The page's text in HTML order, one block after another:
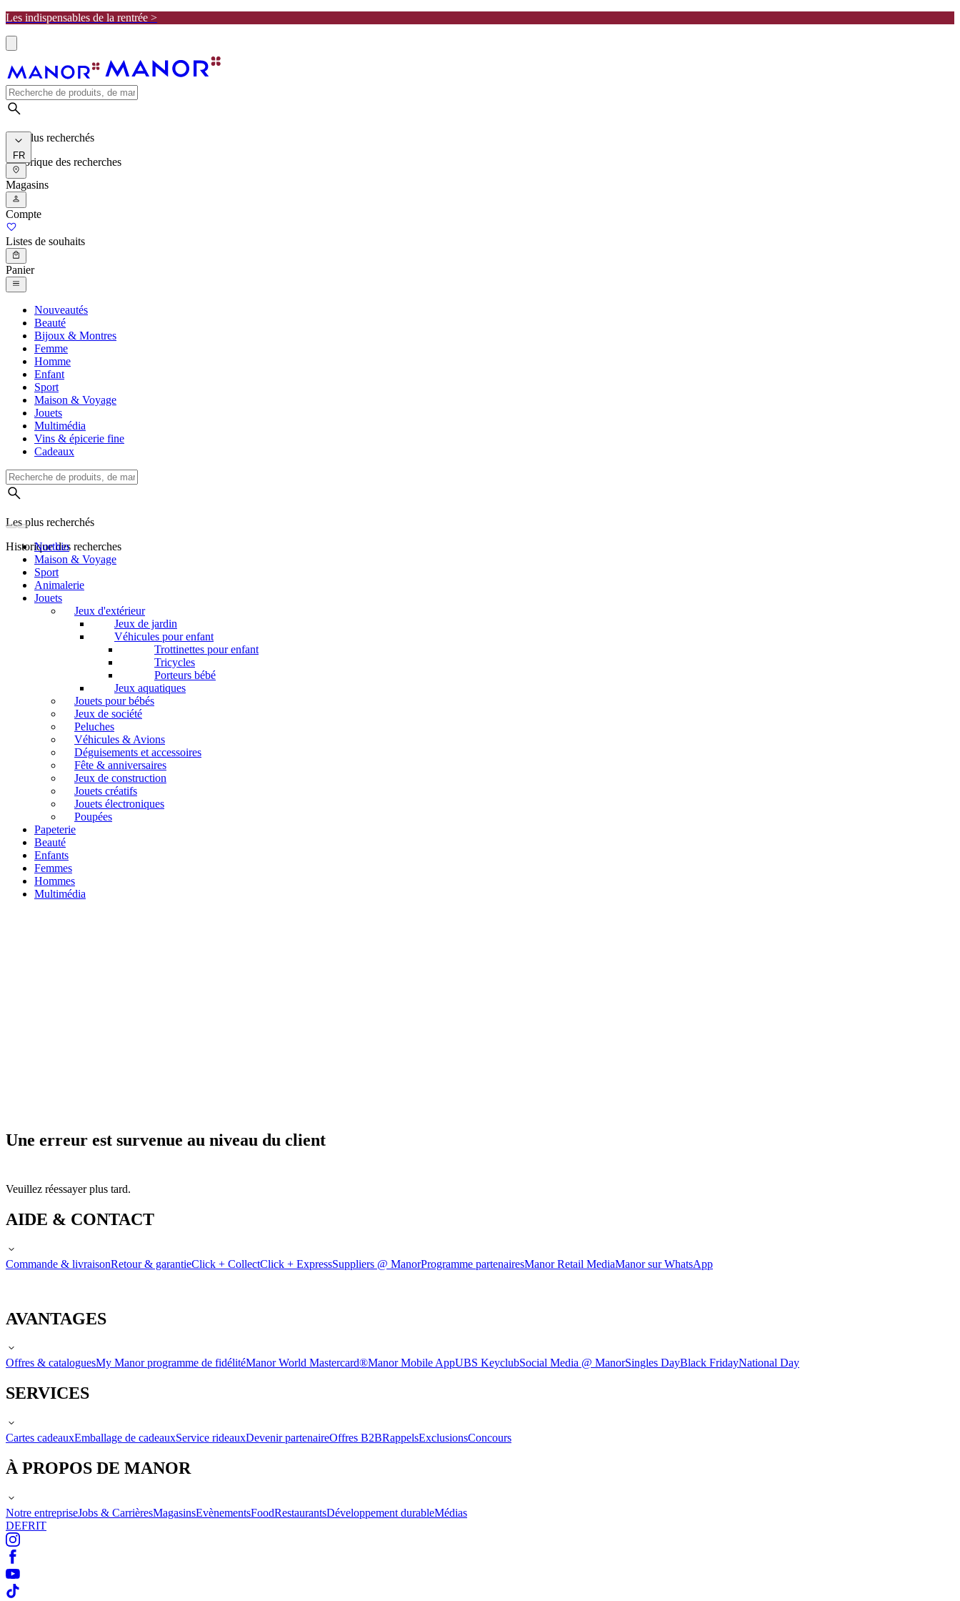
Les indispensables de la rentrée >
Les plus recherchés
Historique des recherches
FR
Magasins
Compte
Listes de souhaits
Panier
Nouveautés
Beauté
Bijoux & Montres
Femme
Homme
Enfant
Sport
Maison & Voyage
Jouets
Multimédia
Vins & épicerie fine
Cadeaux
Les plus recherchés
Historique des recherches
Northio
Maison & Voyage
Sport
Animalerie
Jouets
Jeux d'extérieur
Jeux de jardin
Véhicules pour enfant
Trottinettes pour enfant
Tricycles
Porteurs bébé
Jeux aquatiques
Jouets pour bébés
Jeux de société
Peluches
Véhicules & Avions
Déguisements et accessoires
Fête & anniversaires
Jeux de construction
Jouets créatifs
Jouets électroniques
Poupées
Papeterie
Beauté
Enfants
Femmes
Hommes
Multimédia
Une erreur est survenue au niveau du client
Veuillez réessayer plus tard.
AIDE & CONTACT
Commande & livraisonRetour & garantieClick + CollectClick + ExpressSuppliers @ ManorProgramme partenairesManor Retail MediaManor sur WhatsApp
AVANTAGES
Offres & cataloguesMy Manor programme de fidélitéManor World Mastercard®Manor Mobile AppUBS KeyclubSocial Media @ ManorSingles DayBlack FridayNational Day
SERVICES
Cartes cadeauxEmballage de cadeauxService rideauxDevenir partenaireOffres B2BRappelsExclusionsConcours
À PROPOS DE MANOR
Notre entrepriseJobs & CarrièresMagasinsEvènementsFoodRestaurantsDéveloppement durableMédias
DEFRIT